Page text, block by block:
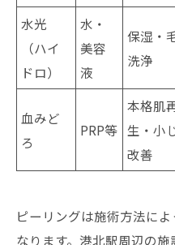
水光
（ハイ
ドロ）
水・
美容
液
保湿・
洗浄
血みど
ろ
PRP等
本格肌
生・小
改善
ピーリングは施術方法に
なります。港北駅周辺の